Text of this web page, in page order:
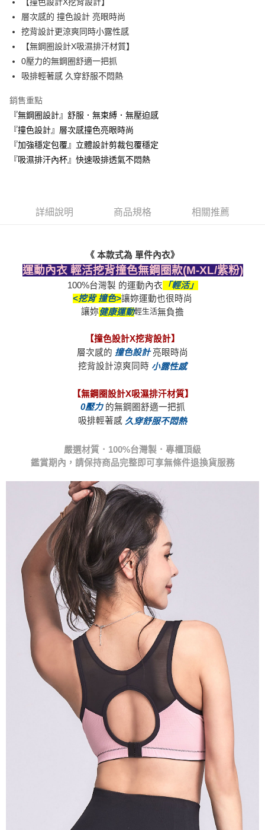
每筆NT$60，滿NT$999(含以上)免運費
付款後全家取貨
每筆NT$60，滿NT$999(含以上)免運費
711取貨付款
每筆NT$60，滿NT$999(含以上)免運費
付款後7-11取貨
每筆NT$60，滿NT$999(含以上)免運費
宅配-新竹貨運
每筆NT$80，滿NT$999(含以上)免運費
層次感的 撞色設計 亮眼時尚
挖背設計更涼爽同時小露性感
【無鋼圈設計X吸濕排汗材質】
0壓力的無鋼圈舒適一把抓
吸排輕著感 久穿舒服不悶熱
銷售重點
『無鋼圈設計』舒服．無束縛．無壓迫感
『撞色設計』層次感撞色亮眼時尚
『加強穩定包覆』立體設計剪裁包覆穩定
『吸濕排汗內杯』快速吸排透氣不悶熱
詳細說明 商品規格 相關推薦
《 本款式為 單件內衣》
運動內衣 輕活挖背撞色無鋼圈款(M-XL/紫粉)
100%台灣製 的運動內衣
<挖背 撞色>
讓妳健康運動輕生活
【撞色設計X挖背設計】
層次感的 撞色設計
挖背設計涼爽同時
0壓力
吸排輕著感
鑑賞期內，請保持商品完整即可享無條件退換貨服務